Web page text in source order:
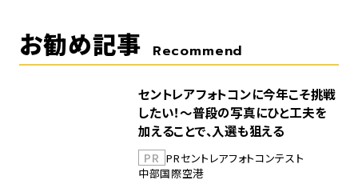
お勧め記事 Recommend
セントレアフォトコンに今年こそ挑戦
したい！～普段の写真にひと工夫を
加えることで、入選も狙える
PR PRセントレアフォトコンテスト
中部国際空港